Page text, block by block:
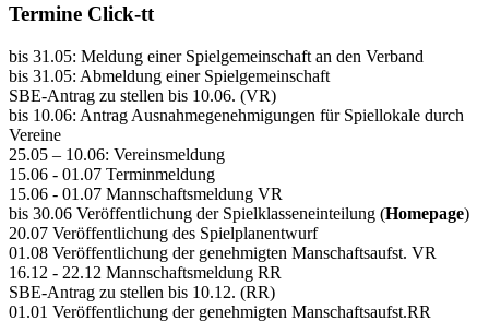
Termine Click-tt
bis 31.05: Meldung einer Spielgemeinschaft an den Verband
bis 31.05: Abmeldung einer Spielgemeinschaft
SBE-Antrag zu stellen bis 10.06. (VR)
bis 10.06: Antrag Ausnahmegenehmigungen für Spiellokale durch
Vereine
25.05 – 10.06: Vereinsmeldung
15.06 - 01.07 Terminmeldung
15.06 - 01.07 Mannschaftsmeldung VR
bis 30.06 Veröffentlichung der Spielklasseneinteilung (Homepage)
20.07 Veröffentlichung des Spielplanentwurf
01.08 Veröffentlichung der genehmigten Manschaftsaufst. VR
16.12 - 22.12 Mannschaftsmeldung RR
SBE-Antrag zu stellen bis 10.12. (RR)
01.01 Veröffentlichung der genehmigten Manschaftsaufst.RR